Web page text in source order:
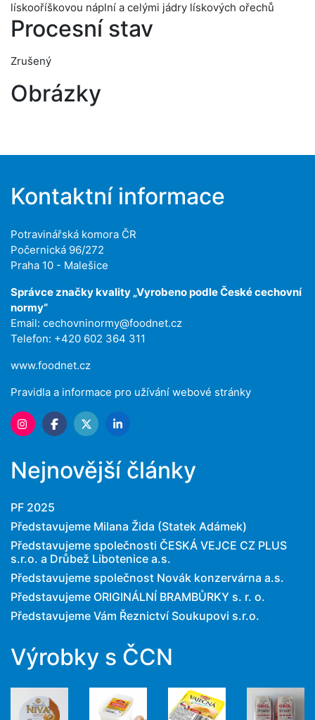
lískooříškovou náplní a celými jádry lískových ořechů
Procesní stav
Zrušený
Obrázky
Kontaktní informace
Potravinářská komora ČR
Počernická 96/272
Praha 10 - Malešice
Správce značky kvality „Vyrobeno podle České cechovní
normy“
Email: cechovninormy@foodnet.cz
Telefon: +420 602 364 311
www.foodnet.cz
Pravidla a informace pro užívání webové stránky
Nejnovější články
PF 2025
Představujeme Milana Žida (Statek Adámek)
Představujeme společnosti ČESKÁ VEJCE CZ PLUS
s.r.o. a Drůbež Libotenice a.s.
Představujeme společnost Novák konzervárna a.s.
Představujeme ORIGINÁLNÍ BRAMBŮRKY s. r. o.
Představujeme Vám Řeznictví Soukupovi s.r.o.
Výrobky s ČCN